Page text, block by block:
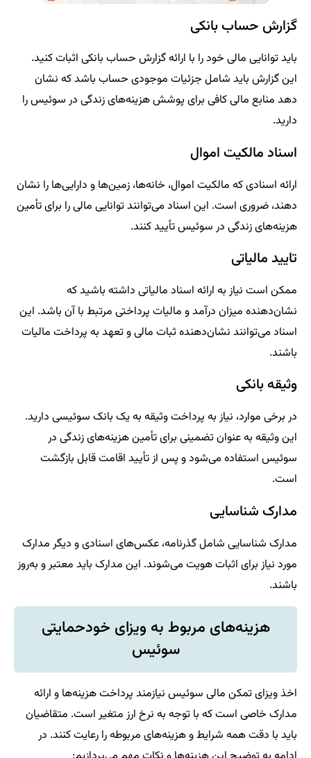
گزارش حساب بانکی
باید توانایی مالی خود را با ارائه گزارش حساب بانکی اثبات کنید.
این گزارش باید شامل جزئیات موجودی حساب باشد که نشان
دهد منابع مالی کافی برای پوشش هزینه‌های زندگی در سوئیس را
دارید.
اسناد مالکیت اموال
ارائه اسنادی که مالکیت اموال، خانه‌ها، زمین‌ها و دارایی‌ها را نشان
دهند، ضروری است. این اسناد می‌توانند توانایی مالی را برای تأمین
هزینه‌های زندگی در سوئیس تأیید کنند.
تایید مالیاتی
ممکن است نیاز به ارائه اسناد مالیاتی داشته باشید که
نشان‌دهنده میزان درآمد و مالیات پرداختی مرتبط با آن باشد. این
اسناد می‌توانند نشان‌دهنده ثبات مالی و تعهد به پرداخت مالیات
باشند.
وثیقه بانکی
در برخی موارد، نیاز به پرداخت وثیقه به یک بانک سوئیسی دارید.
این وثیقه به عنوان تضمینی برای تأمین هزینه‌های زندگی در
سوئیس استفاده می‌شود و پس از تأیید اقامت قابل بازگشت
است.
مدارک شناسایی
مدارک شناسایی شامل گذرنامه، عکس‌های اسنادی و دیگر مدارک
مورد نیاز برای اثبات هویت می‌شوند. این مدارک باید معتبر و به‌روز
باشند.
هزینه‌های مربوط به ویزای خودحمایتی
سوئیس
اخذ ویزای تمکن مالی سوئیس نیازمند پرداخت هزینه‌ها و ارائه
مدارک خاصی است که با توجه به نرخ ارز متغیر است. متقاضیان
باید با دقت همه شرایط و هزینه‌های مربوطه را رعایت کنند. در